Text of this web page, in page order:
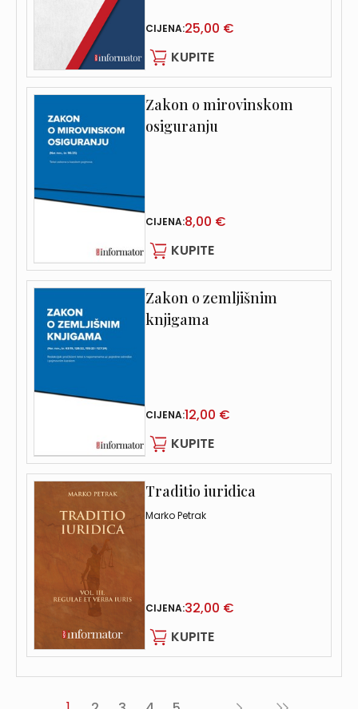
CIJENA:25,00 €
KUPITE
Zakon o mirovinskom
osiguranju
CIJENA:8,00 €
KUPITE
Zakon o zemljišnim
knjigama
CIJENA:12,00 €
KUPITE
Traditio iuridica
Marko Petrak
CIJENA:32,00 €
KUPITE
Sljedeća
Posljednja